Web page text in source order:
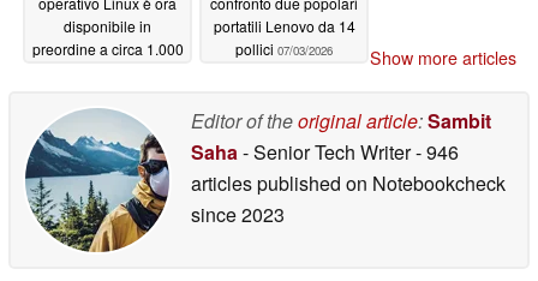
disponibile in
preordine a circa 1.000
portatili Lenovo da 14
pollici 07/03/2026 Show more articles
Editor of theoriginal article:Sambit
Saha- Senior Tech Writer- 946
articles published on Notebookcheck
since 2023